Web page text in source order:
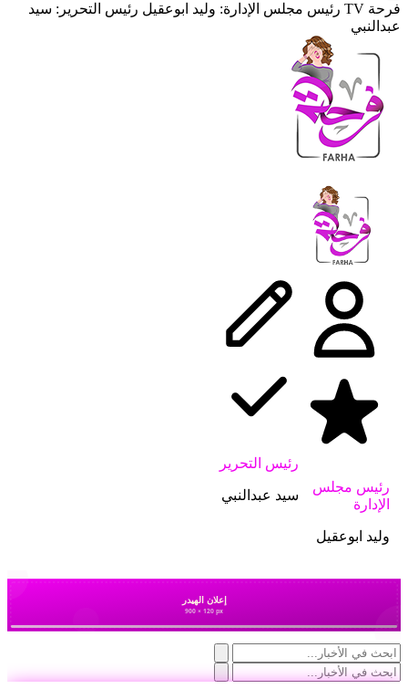
فرحة TV رئيس مجلس الإدارة: وليد ابوعقيل رئيس التحرير: سيد
عبدالنبي
رئيس مجلس
الإدارة
وليد ابوعقيل
رئيس التحرير
سيد عبدالنبي